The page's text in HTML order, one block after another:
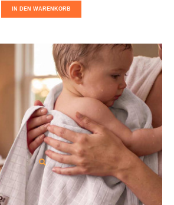
IN DEN WARENKORB